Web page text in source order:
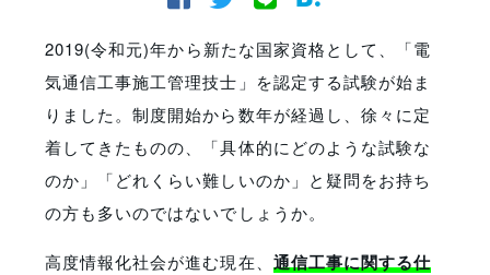
2019(令和元)年から新たな国家資格として、「電
気通信工事施工管理技士」を認定する試験が始ま
りました。制度開始から数年が経過し、徐々に定
着してきたものの、「具体的にどのような試験な
のか」「どれくらい難しいのか」と疑問をお持ち
の方も多いのではないでしょうか。
高度情報化社会が進む現在、 通信工事に関する仕